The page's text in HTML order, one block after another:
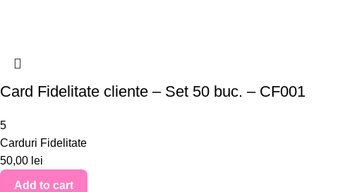
Card Fidelitate cliente – Set 50 buc. – CF001
5
Carduri Fidelitate
50,00 lei
Add to cart